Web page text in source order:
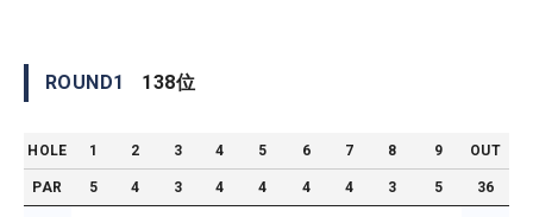
ROUND1 138位
HOLE 1 2 3 4 5 6 7 8 9 OUT
PAR 5 4 3 4 4 4 4 3 5 36